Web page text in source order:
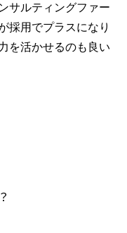
サルティングファー
採用でプラスになり
を活かせるのも良い